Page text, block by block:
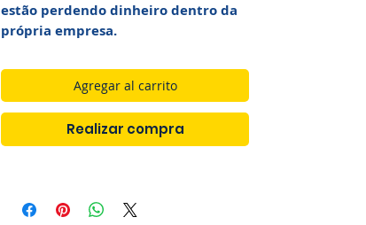
estão perdendo dinheiro dentro da
própria empresa.
Agregar al carrito
Realizar compra